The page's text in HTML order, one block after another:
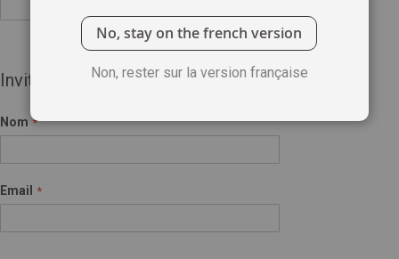
Invité(e)
Nom
Email
No, stay on the french version
Non, rester sur la version française